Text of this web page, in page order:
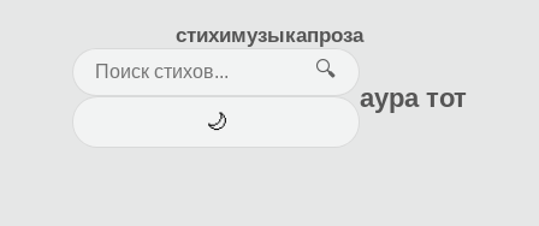
стихимузыкапроза
🔍
🌙
аура тот